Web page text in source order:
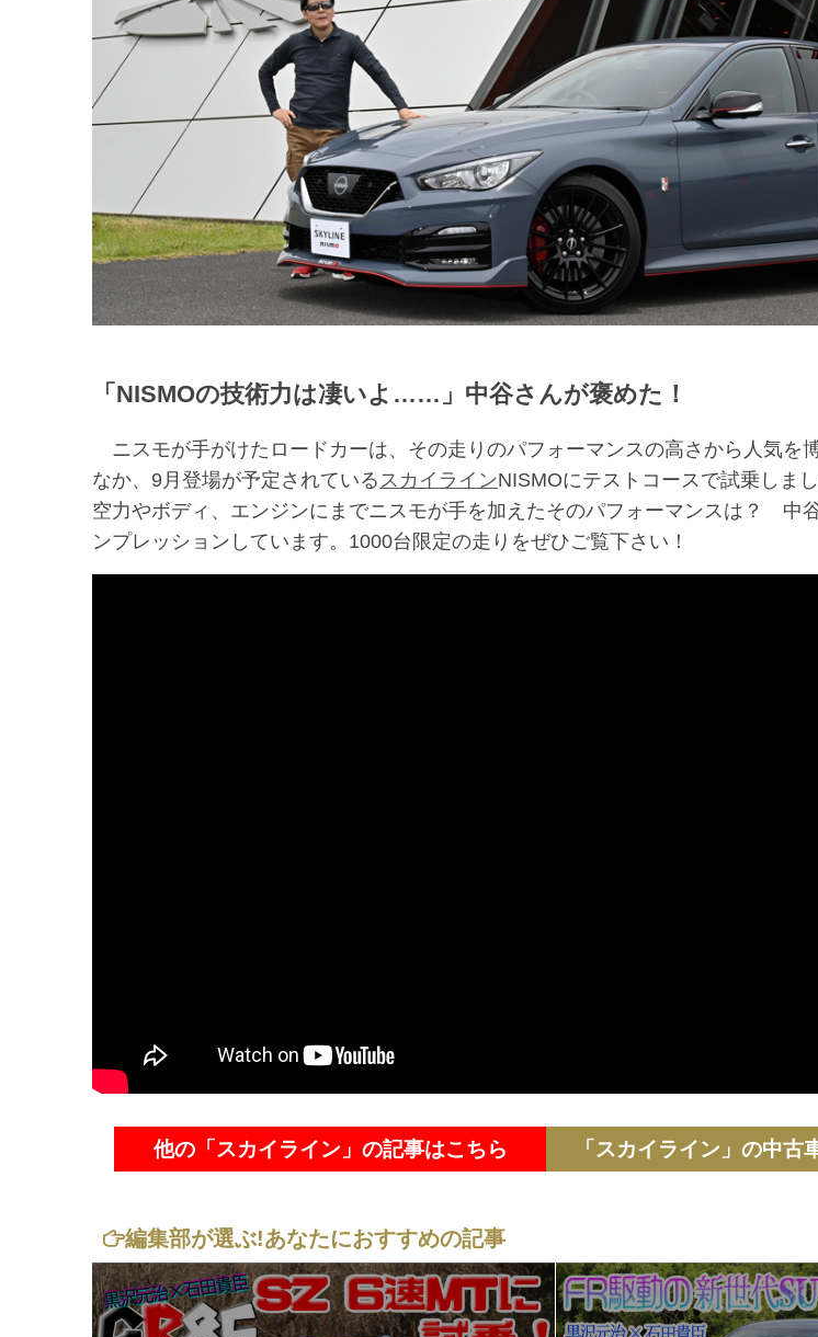
「NISMOの技術力は凄いよ……」中谷さんが褒めた！
ニスモが手がけたロードカーは、その走りのパフォーマンスの高さから人気を
なか、9月登場が予定されている スカイラインNISMOにテストコースで試乗しま
空力やボディ、エンジンにまでニスモが手を加えたそのパフォーマンスは？ 中
ンプレッションしています。1000台限定の走りをぜひご覧下さい！
他の「スカイライン」の記事はこちら 「スカイライン」の中古
編集部が選ぶ!あなたにおすすめの記事